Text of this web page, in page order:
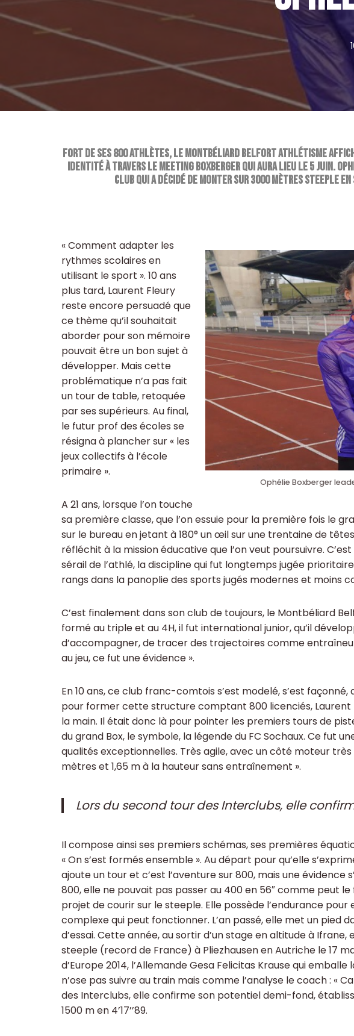
Fort de ses 800 athlètes, le Montbéliard Belfort Athlétisme
identité à travers le meeting Boxberger qui aura lieu le 5 juin.
club qui a décidé de monter sur 3000 mètres steeple
Ophélie Boxberger
« Comment adapter les
rythmes scolaires en
utilisant le sport ». 10 ans
plus tard, Laurent Fleury
reste encore persuadé que
ce thème qu’il souhaitait
aborder pour son mémoire
pouvait être un bon sujet à
développer. Mais cette
problématique n’a pas fait
un tour de table, retoquée
par ses supérieurs. Au final,
le futur prof des écoles se
résigna à plancher sur « les
jeux collectifs à l’école
primaire ».
A 21 ans, lorsque l’on touche
sa première classe, que l’on essuie pour la première fois le
sur le bureau en jetant à 180° un œil sur une trentaine de
réfléchit à la mission éducative que l’on veut poursuivre.
sérail de l’athlé, la discipline qui fut longtemps jugée
rangs dans la panoplie des sports jugés modernes et moins
C’est finalement dans son club de toujours, le Montbéliard
formé au triple et au 4H, il fut international junior, qu’il
d’accompagner, de tracer des trajectoires comme entraîneur.
au jeu, ce fut une évidence ».
En 10 ans, ce club franc-comtois s’est modelé, s’est
pour former cette structure comptant 800 licenciés, Laurent
la main. Il était donc là pour pointer les premiers tours de
du grand Box, le symbole, la légende du FC Sochaux. Ce fut
qualités exceptionnelles. Très agile, avec un côté moteur très
mètres et 1,65 m à la hauteur sans entraînement ».
Lors du second tour des Interclubs, elle
Il compose ainsi ses premiers schémas, ses premières
« On s’est formés ensemble ». Au départ pour qu’elle
ajoute un tour et c’est l’aventure sur 800, mais une évidence
800, elle ne pouvait pas passer au 400 en 56″ comme peut
projet de courir sur le steeple. Elle possède l’endurance pour
complexe qui peut fonctionner. L’an passé, elle met un pied
d’essai. Cette année, au sortir d’un stage en altitude à Ifrane,
steeple (record de France) à Pliezhausen en Autriche le 17
d’Europe 2014, l’Allemande Gesa Felicitas Krause qui emballe
n’ose pas suivre au train mais comme l’analyse le coach : «
des Interclubs, elle confirme son potentiel demi-fond,
1500 m en 4’17’’89.